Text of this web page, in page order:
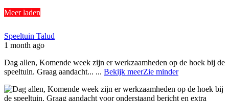
Meer laden
Speeltuin Talud
1 month ago
Dag allen, Komende week zijn er werkzaamheden op de hoek bij de
speeltuin. Graag aandacht... ... Bekijk meerZie minder